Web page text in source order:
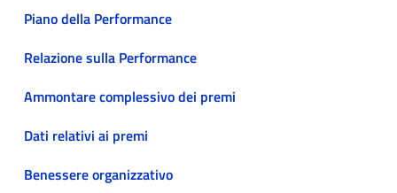
Piano della Performance
Relazione sulla Performance
Ammontare complessivo dei premi
Dati relativi ai premi
Benessere organizzativo